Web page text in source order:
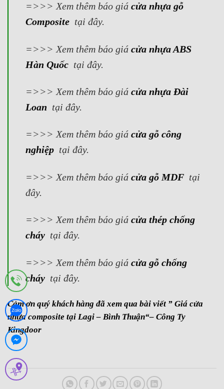
=>>> Xem thêm báo giá cửa nhựa gỗ
Composite tại đây.
=>>> Xem thêm báo giá cửa nhựa ABS
Hàn Quốctại đây.
=>>> Xem thêm báo giá cửa nhựa Đài
Loan tại đây.
=>>> Xem thêm báo giá cửa gỗ công
nghiệptại đây.
=>>> Xem thêm báo giá cửa gỗ MDF tại
đây.
=>>> Xem thêm báo giá cửa thép chống
cháytại đây.
=>>> Xem thêm báo giá cửa gỗ chống
cháytại đây.
Cảm ơn quý khách hàng đã xem qua bài viết ” Giá cửa
nhựa composite tại Lagi – Bình Thuận“– Công Ty
Kingdoor